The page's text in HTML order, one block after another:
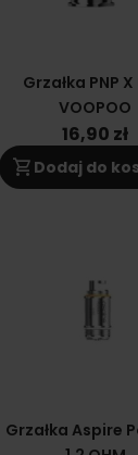
Grzałka PNP X
VOOPOO
16,90 zł
shopping_cart Dodaj do
Grzałka Aspire